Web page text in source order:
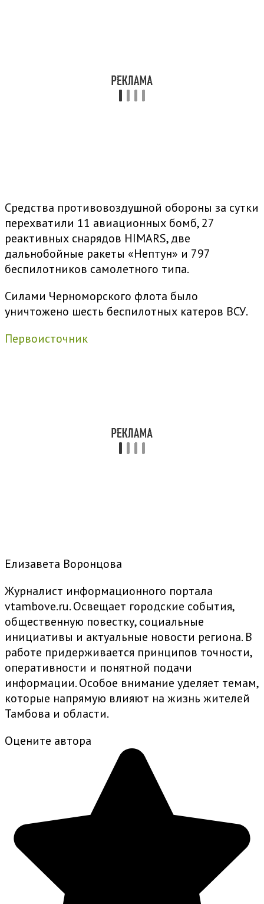
Средства противовоздушной обороны за сутки
перехватили 11 авиационных бомб, 27
реактивных снарядов HIMARS, две
дальнобойные ракеты «Нептун» и 797
беспилотников самолетного типа.
Силами Черноморского флота было
уничтожено шесть беспилотных катеров ВСУ.
Первоисточник
Елизавета Воронцова
Журналист информационного портала
vtambove.ru. Освещает городские события,
общественную повестку, социальные
инициативы и актуальные новости региона. В
работе придерживается принципов точности,
оперативности и понятной подачи
информации. Особое внимание уделяет темам,
которые напрямую влияют на жизнь жителей
Тамбова и области.
Оцените автора